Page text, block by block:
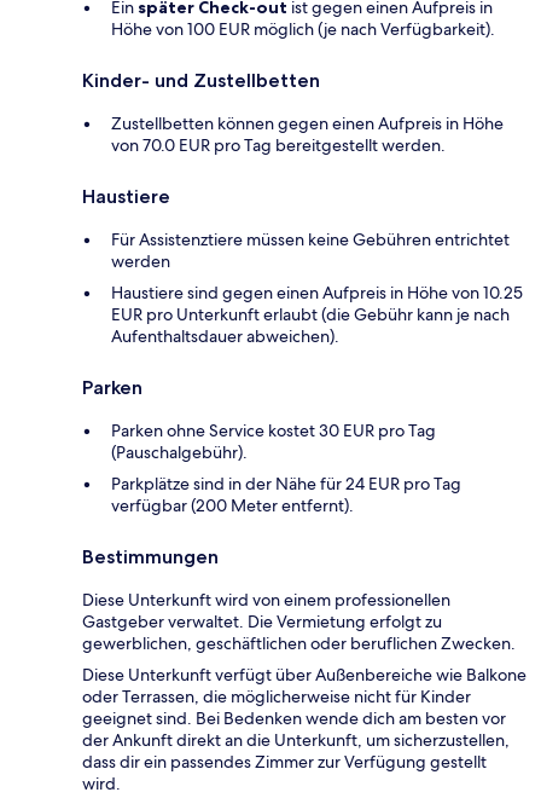
Ein später Check-out ist gegen einen Aufpreis in
Höhe von 100 EUR möglich (je nach Verfügbarkeit).
Kinder- und Zustellbetten
Zustellbetten können gegen einen Aufpreis in Höhe
von 70.0 EUR pro Tag bereitgestellt werden.
Haustiere
Für Assistenztiere müssen keine Gebühren entrichtet
werden
Haustiere sind gegen einen Aufpreis in Höhe von 10.25
EUR pro Unterkunft erlaubt (die Gebühr kann je nach
Aufenthaltsdauer abweichen).
Parken
Parken ohne Service kostet 30 EUR pro Tag
(Pauschalgebühr).
Parkplätze sind in der Nähe für 24 EUR pro Tag
verfügbar (200 Meter entfernt).
Bestimmungen
Diese Unterkunft wird von einem professionellen
Gastgeber verwaltet. Die Vermietung erfolgt zu
gewerblichen, geschäftlichen oder beruflichen Zwecken.
Diese Unterkunft verfügt über Außenbereiche wie Balkone
oder Terrassen, die möglicherweise nicht für Kinder
geeignet sind. Bei Bedenken wende dich am besten vor
der Ankunft direkt an die Unterkunft, um sicherzustellen,
dass dir ein passendes Zimmer zur Verfügung gestellt
wird.